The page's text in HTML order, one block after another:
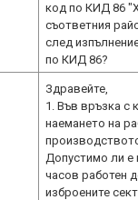
код по КИД 86
съответния
след
по КИД 86?
Здравейте,
1. Във връзка с
наемането на
Допустимо ли е
часов работен
изброените